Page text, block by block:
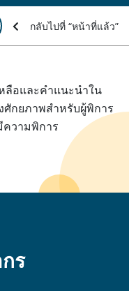
กลับไปที่ “หน้าที่แล้ว”
ลือและคำแนะนำใน
ศักยภาพสำหรับผู้พิการ
วามพิการ
ร